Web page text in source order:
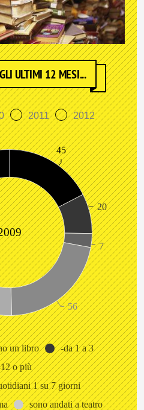
ULTIMI 12 MESI...
2011 2012
un libro
-da 1 a 3
o più
1 su 7 giorni
sono andati a teatro
45
20
7
56